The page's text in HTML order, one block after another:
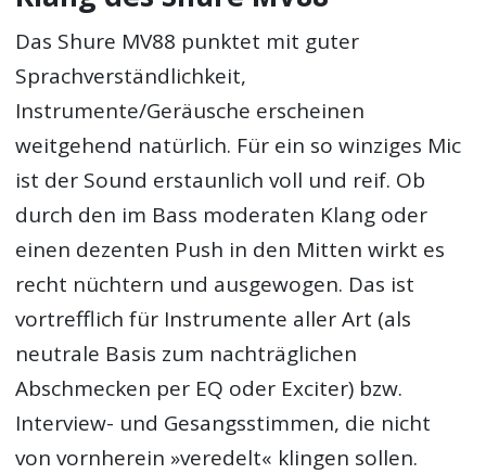
Das Shure MV88 punktet mit guter
Sprachverständlichkeit,
Instrumente/Geräusche erscheinen
weitgehend natürlich. Für ein so winziges Mic
ist der Sound erstaunlich voll und reif. Ob
durch den im Bass moderaten Klang oder
einen dezenten Push in den Mitten wirkt es
recht nüchtern und ausgewogen. Das ist
vortrefflich für Instrumente aller Art (als
neutrale Basis zum nachträglichen
Abschmecken per EQ oder Exciter) bzw.
Interview- und Gesangsstimmen, die nicht
von vornherein »veredelt« klingen sollen.